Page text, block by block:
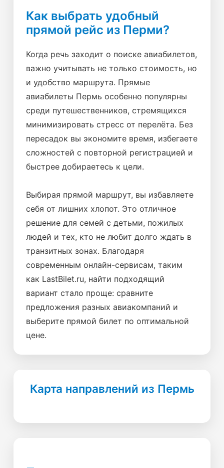
Как выбрать удобный
прямой рейс из Перми?
Когда речь заходит о поиске авиабилетов,
важно учитывать не только стоимость, но
и удобство маршрута. Прямые
авиабилеты Пермь особенно популярны
среди путешественников, стремящихся
минимизировать стресс от перелёта. Без
пересадок вы экономите время, избегаете
сложностей с повторной регистрацией и
быстрее добираетесь к цели.
Выбирая прямой маршрут, вы избавляете
себя от лишних хлопот. Это отличное
решение для семей с детьми, пожилых
людей и тех, кто не любит долго ждать в
транзитных зонах. Благодаря
современным онлайн-сервисам, таким
как LastBilet.ru, найти подходящий
вариант стало проще: сравните
предложения разных авиакомпаний и
выберите прямой билет по оптимальной
цене.
Карта направлений из Пермь